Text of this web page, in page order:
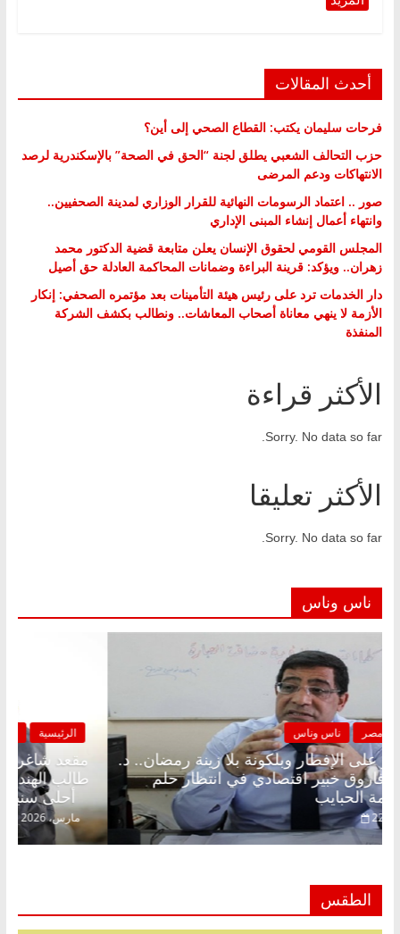
أحدث المقالات
فرحات سليمان يكتب: القطاع الصحي إلى أين؟
حزب التحالف الشعبي يطلق لجنة “الحق في الصحة” بالإسكندرية لرصد
الانتهاكات ودعم المرضى
صور .. اعتماد الرسومات النهائية للقرار الوزاري لمدينة الصحفيين..
وانتهاء أعمال إنشاء المبنى الإداري
المجلس القومي لحقوق الإنسان يعلن متابعة قضية الدكتور محمد
زهران.. ويؤكد: قرينة البراءة وضمانات المحاكمة العادلة حق أصيل
دار الخدمات ترد على رئيس هيئة التأمينات بعد مؤتمره الصحفي: إنكار
الأزمة لا ينهي معاناة أصحاب المعاشات.. ونطالب بكشف الشركة
المنفذة
الأكثر قراءة
Sorry. No data so far.
الأكثر تعليقا
Sorry. No data so far.
ناس وناس
أحلى سنين عمره بتضيع في السجن
15
الرئيسية مصر ناس وناس
مقعد شاغر على الإفطار وبلكونة بلا زينة رمضان.. د.
عبدالخالق فاروق خبير اقتصادي في انتظار حلم
22 فبراير، 2026
الطقس